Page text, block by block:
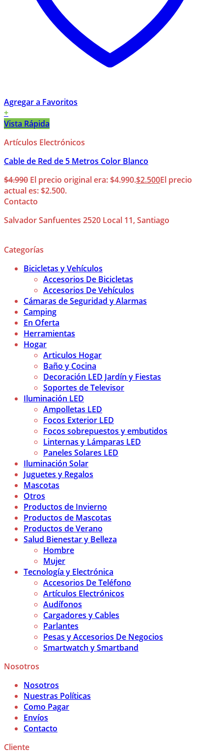
Agregar a Favoritos
+
Vista Rápida
Artículos Electrónicos
Cable de Red de 5 Metros Color Blanco
$4.990 El precio original era: $4.990.$2.500El precio
actual es: $2.500.
Contacto
Salvador Sanfuentes 2520 Local 11, Santiago
Categorías
Bicicletas y Vehículos
Accesorios De Bicicletas
Accesorios De Vehículos
Cámaras de Seguridad y Alarmas
Camping
En Oferta
Herramientas
Hogar
Articulos Hogar
Baño y Cocina
Decoración LED Jardín y Fiestas
Soportes de Televisor
Iluminación LED
Ampolletas LED
Focos Exterior LED
Focos sobrepuestos y embutidos
Linternas y Lámparas LED
Paneles Solares LED
Iluminación Solar
Juguetes y Regalos
Mascotas
Otros
Productos de Invierno
Productos de Mascotas
Productos de Verano
Salud Bienestar y Belleza
Hombre
Mujer
Tecnología y Electrónica
Accesorios De Teléfono
Artículos Electrónicos
Audífonos
Cargadores y Cables
Parlantes
Pesas y Accesorios De Negocios
Smartwatch y Smartband
Nosotros
Nosotros
Nuestras Políticas
Como Pagar
Envíos
Contacto
Cliente